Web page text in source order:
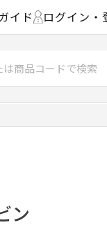
イド ログイン・
ン